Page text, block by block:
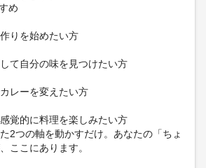
め
りを始めたい方
て自分の味を見つけたい方
レーを変えたい方
覚的に料理を楽しみたい方
2つの軸を動かすだけ。あなたの「ちょ
ここにあります。